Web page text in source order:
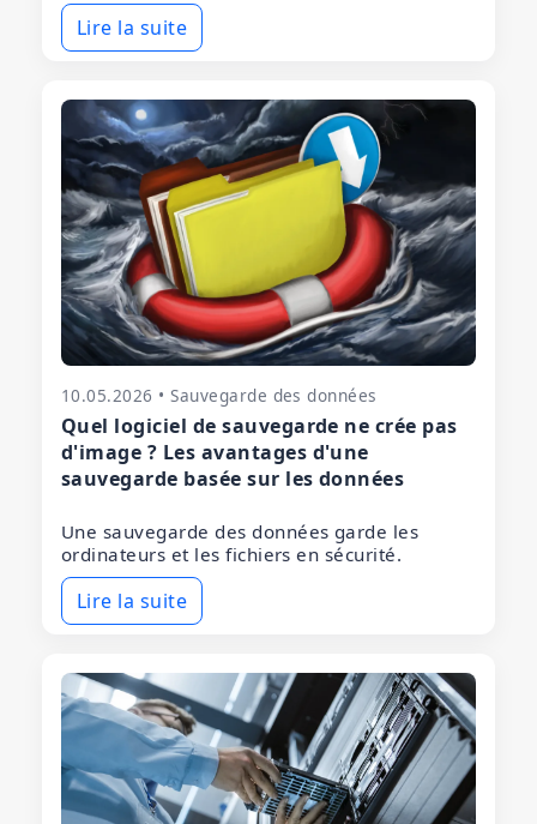
Lire la suite
10.05.2026 • Sauvegarde des données
Quel logiciel de sauvegarde ne crée pas
d'image ? Les avantages d'une
sauvegarde basée sur les données
Une sauvegarde des données garde les
ordinateurs et les fichiers en sécurité.
Lire la suite